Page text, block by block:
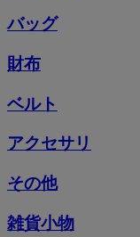
バッグ
財布
ベルト
アクセサリ
その他
雑貨小物